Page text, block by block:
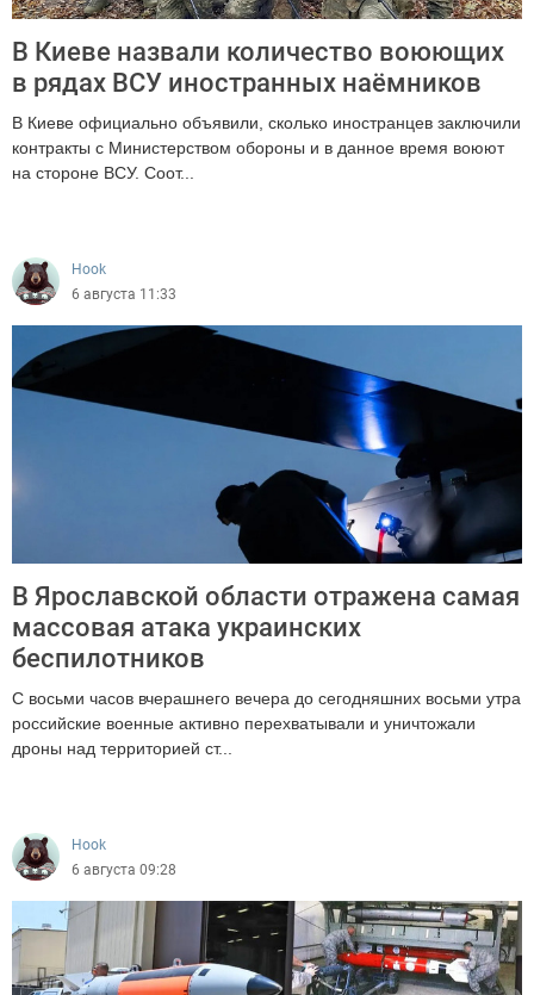
В Киеве назвали количество воюющих
в рядах ВСУ иностранных наёмников
В Киеве официально объявили, сколько иностранцев заключили
контракты с Министерством обороны и в данное время воюют
на стороне ВСУ. Соот...
Hook
6 августа 11:33
В Ярославской области отражена самая
массовая атака украинских
беспилотников
С восьми часов вчерашнего вечера до сегодняшних восьми утра
российские военные активно перехватывали и уничтожали
дроны над территорией ст...
Hook
6 августа 09:28